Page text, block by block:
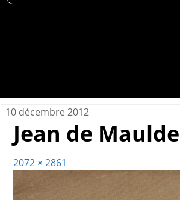
10 décembre 2012
Jean de
2072 × 2861